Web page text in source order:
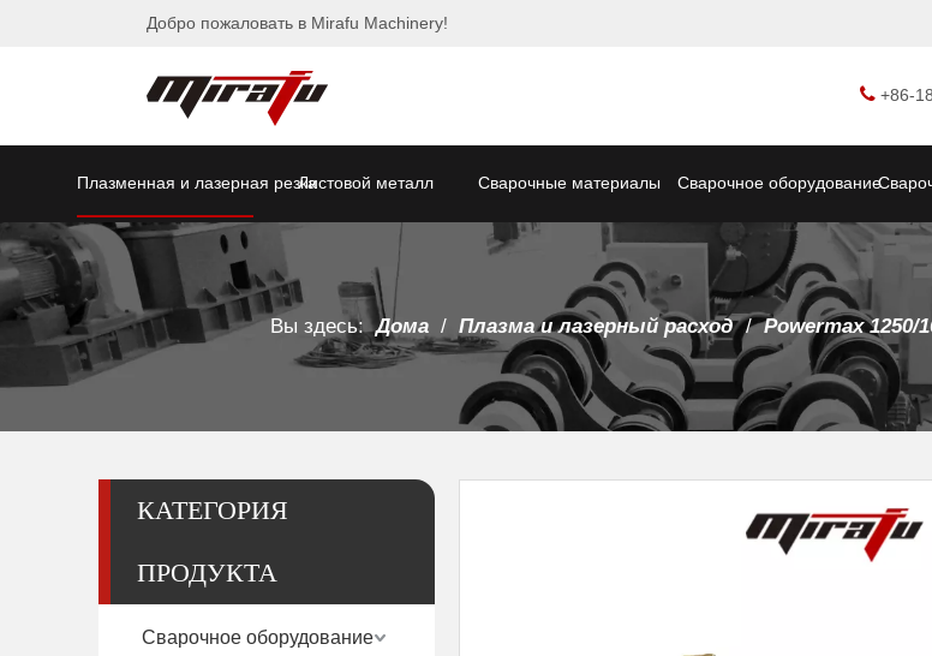
Добро пожаловать в Mirafu Machinery!
 +86-
Плазменная и лазерная резкаЛистовой металл Сварочные материалы Сварочное оборудование
Вы здесь: Дома / Плазма и лазерный расход / Powermax 1250/
КАТЕГОРИЯ
ПРОДУКТА
Сварочное оборудование